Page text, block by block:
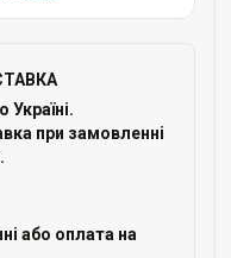
при замовленні
або оплата на